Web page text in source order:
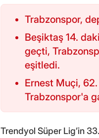
Trabzonspor,
Beşiktaş 14.
geçti,
eşitledi.
Ernest Muçi,
Trabzonspor'a
Trendyol Süper Lig’in